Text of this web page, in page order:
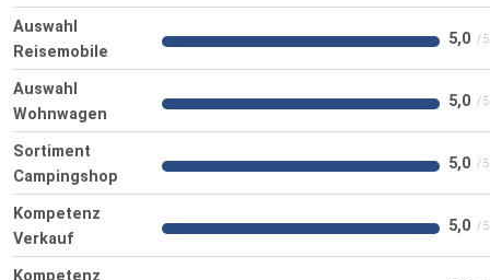
Auswahl
Reisemobile
5,0
Auswahl
Wohnwagen
5,0
Sortiment
Campingshop
5,0
Kompetenz
Verkauf
5,0